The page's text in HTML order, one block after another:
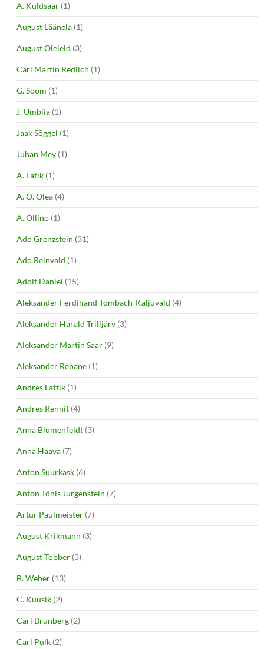
A. Kuldsaar (1)
August Läänela (1)
August Õieleid (3)
Carl Martin Redlich (1)
G. Soom (1)
J. Umblia (1)
Jaak Sõggel (1)
Juhan Mey (1)
A. Latik (1)
A. O. Olea (4)
A. Ollino (1)
Ado Grenzstein (31)
Ado Reinvald (1)
Adolf Daniel (15)
Aleksander Ferdinand Tombach-Kaljuvald (4)
Aleksander Harald Trilljärv (3)
Aleksander Martin Saar (9)
Aleksander Rebane (1)
Andres Lattik (1)
Andres Rennit (4)
Anna Blumenfeldt (3)
Anna Haava (7)
Anton Suurkask (6)
Anton Tõnis Jürgenstein (7)
Artur Paulmeister (7)
August Krikmann (3)
August Tobber (3)
B. Weber (13)
C. Kuusik (2)
Carl Brunberg (2)
Carl Pulk (2)